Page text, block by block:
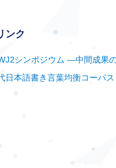
ンク
シンポジウム ―中間成果
日本語書き言葉均衡コーパ